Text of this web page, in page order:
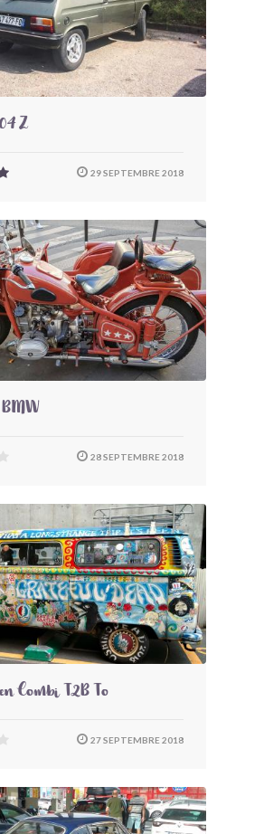
Z
29 SEPTEMBRE 2018
28 SEPTEMBRE 2018
Combi T2B To
27 SEPTEMBRE 2018